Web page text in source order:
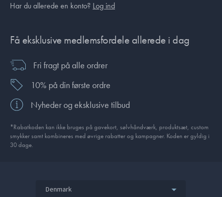
Har du allerede en konto? Log ind
Få eksklusive medlemsfordele allerede i dag
Fri fragt på alle ordrer
10% på din første ordre
Nyheder og eksklusive tilbud
*Rabatkoden kan ikke bruges på gavekort, sølvhåndværk, produktsæt, custom
smykker samt kombineres med øvrige rabatter og kampagner. Koden er gyldig i
30 dage.
Denmark